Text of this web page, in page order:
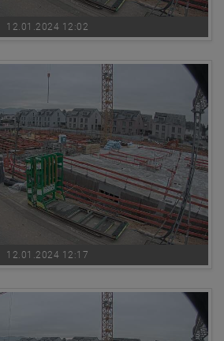
12.01.2024 12:02
12.01.2024 12:17